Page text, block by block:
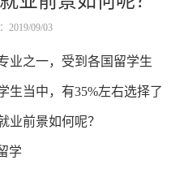
2019/09/03
业之一，受到各国留学生
生当中，有35%左右选择了
业前景如何呢？